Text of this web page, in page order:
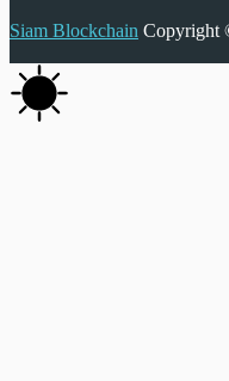
Siam Blockchain Copyright